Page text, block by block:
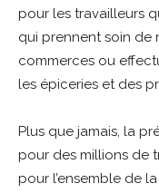
pour les travailleurs
qui prennent soin de
commerces ou
les épiceries et des
Plus que jamais, la
pour des millions de
pour l’ensemble de